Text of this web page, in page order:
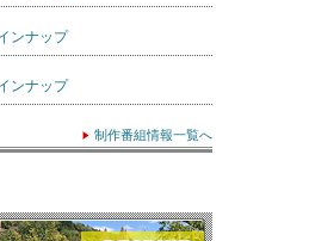
ンナップ
ンナップ
制作番組情報一覧へ